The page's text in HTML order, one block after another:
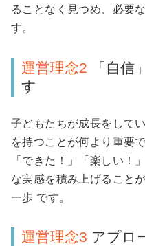
ることなく見つめ、必要
す。
運営理念2 「自信
す
子どもたちが成長をして
を持つことが何より重要で
「できた！」「楽しい！
な実感を積み上げること
一歩 です。
運営理念3 アプロ